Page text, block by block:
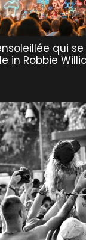
qui
in Robbie